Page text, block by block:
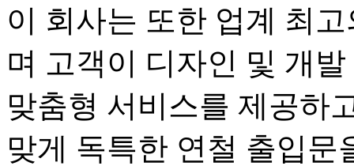
이 회사는 또한 업계 최
며 고객이 디자인 및 개
맞춤형 서비스를 제공하
맞게 독특한 연철 출입문